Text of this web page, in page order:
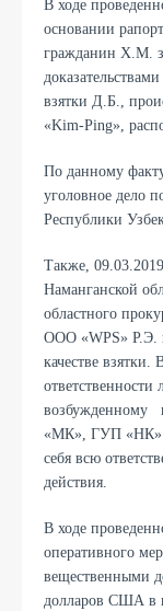
В ходе
основании
гражданин Х.М.
взятки Д.Б.,
«Kim-Ping»,
По данному
уголовное дело
Республики
Также,
Наманганской
областного
ООО «WPS» Р.Э.
качестве взятки.
возбужденному
«МК», ГУП «НК»
себя всю
действия.
В ходе
оперативного
вещественными
долларов США в